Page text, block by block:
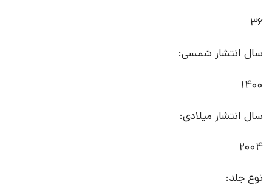
36
سال انتشار شمسی:
1400
سال انتشار میلادی:
2004
نوع جلد: